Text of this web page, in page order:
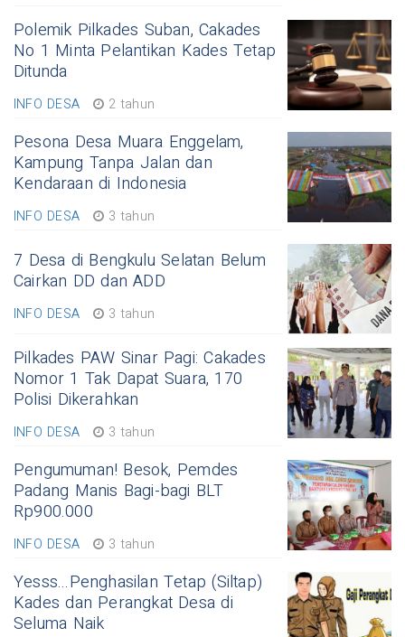
Polemik Pilkades Suban, Cakades
No 1 Minta Pelantikan Kades Tetap
Ditunda
INFO DESA 2 tahun
Pesona Desa Muara Enggelam,
Kampung Tanpa Jalan dan
Kendaraan di Indonesia
INFO DESA 3 tahun
7 Desa di Bengkulu Selatan Belum
Cairkan DD dan ADD
INFO DESA 3 tahun
Pilkades PAW Sinar Pagi: Cakades
Nomor 1 Tak Dapat Suara, 170
Polisi Dikerahkan
INFO DESA 3 tahun
Pengumuman! Besok, Pemdes
Padang Manis Bagi-bagi BLT
Rp900.000
INFO DESA 3 tahun
Yesss...Penghasilan Tetap (Siltap)
Kades dan Perangkat Desa di
Seluma Naik